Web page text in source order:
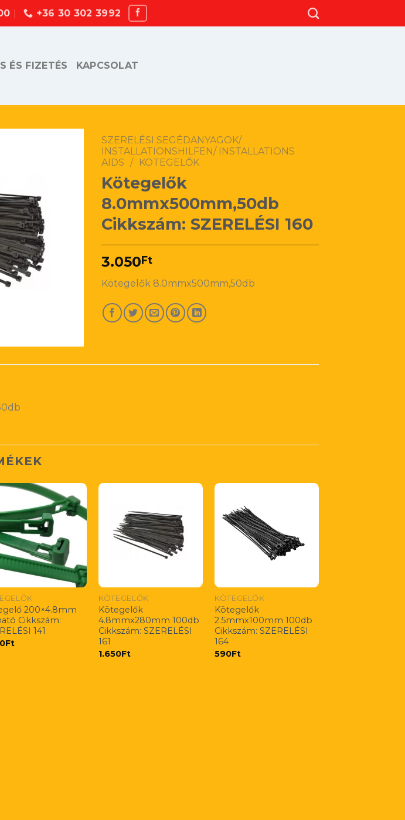
+36 30 302 3992
ÉS FIZETÉS KAPCSOLAT
SZERELÉSI SEGÉDANYAGOK/
INSTALLATIONSHILFEN/ INSTALLATIONS
AIDS / KÖTEGELŐK
Kötegelők
8.0mmx500mm,50db
Cikkszám: SZERELÉSI 160
3.050Ft
Kötegelők 8.0mmx500mm,50db
200×4.8mm
Cikkszám:
141
Ft
KÖTEGELŐK
Kötegelők
4.8mmx280mm 100db
Cikkszám: SZERELÉSI
161
1.650Ft
KÖTEGELŐK
Kötegelők
2.5mmx100mm 100db
Cikkszám: SZERELÉSI
164
590Ft